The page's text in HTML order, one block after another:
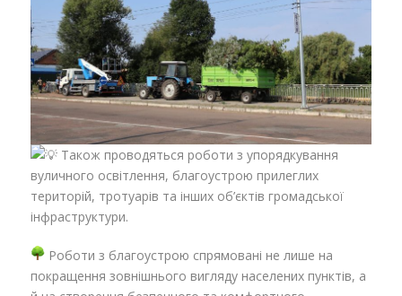
Також проводяться роботи з упорядкування
вуличного освітлення, благоустрою прилеглих
територій, тротуарів та інших об’єктів громадської
інфраструктури.
Роботи з благоустрою спрямовані не лише на
покращення зовнішнього вигляду населених пунктів, а